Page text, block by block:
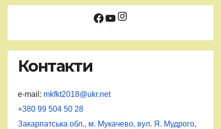
Facebook
YouTube
Instagram
Контакти
e-mail: mkfkt2018@ukr.net
+380 99 504 50 28
Закарпатська обл., м. Мукачево, вул. Я. Мудрого,